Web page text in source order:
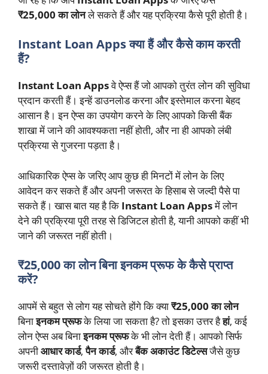
₹25,000 का लोनले सकते हैं और यह प्रक्रिया कैसे पूरी होती है।
Instant Loan Apps क्या हैं और कैसे काम करती
हैं?
Instant Loan Appsवे ऐप्स हैं जो आपको तुरंत लोन की सुविधा
प्रदान करती हैं। इन्हें डाउनलोड करना और इस्तेमाल करना बेहद
आसान है। इन ऐप्स का उपयोग करने के लिए आपको किसी बैंक
शाखा में जाने की आवश्यकता नहीं होती, और ना ही आपको लंबी
प्रक्रिया से गुजरना पड़ता है।
आधिकारिक ऐप्स के जरिए आप कुछ ही मिनटों में लोन के लिए
आवेदन कर सकते हैं और अपनी जरूरत के हिसाब से जल्दी पैसे पा
सकते हैं। खास बात यह है कि Instant Loan Appsमें लोन
देने की प्रक्रिया पूरी तरह से डिजिटल होती है, यानी आपको कहीं भी
जाने की जरूरत नहीं होती।
₹25,000 का लोन बिना इनकम प्रूफ के कैसे प्राप्त
करें?
आपमें से बहुत से लोग यह सोचते होंगे कि क्या₹25,000 का लोन
बिनाइनकम प्रूफके लिया जा सकता है? तो इसका उत्तर हैहां, कई
लोन ऐप्स अब बिनाइनकम प्रूफके भी लोन देती हैं। आपको सिर्फ
अपनीआधार कार्ड,पैन कार्ड, औरबैंक अकाउंट डिटेल्सजैसे कुछ
जरूरी दस्तावेज़ों की जरूरत होती है।